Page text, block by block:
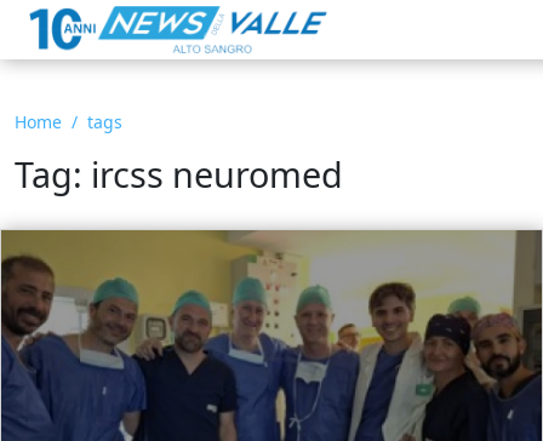
Home tags
Tag: ircss neuromed